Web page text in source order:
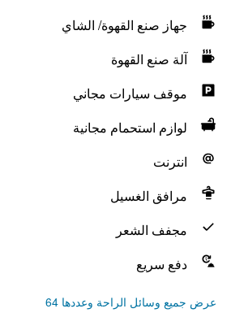
جهاز صنع القهوة/ الشاي
آلة صنع القهوة
موقف سيارات مجاني
لوازم استحمام مجانية
انترنت
مرافق الغسيل
مجفف الشعر
دفع سريع
عرض جميع وسائل الراحة وعددها 64